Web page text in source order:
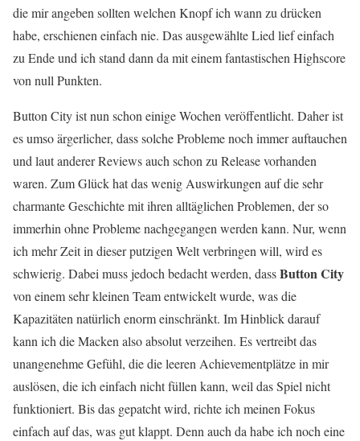
die mir angeben sollten welchen Knopf ich wann zu drücken
habe, erschienen einfach nie. Das ausgewählte Lied lief einfach
zu Ende und ich stand dann da mit einem fantastischen Highscore
von null Punkten.
Button City ist nun schon einige Wochen veröffentlicht. Daher ist
es umso ärgerlicher, dass solche Probleme noch immer auftauchen
und laut anderer Reviews auch schon zu Release vorhanden
waren. Zum Glück hat das wenig Auswirkungen auf die sehr
charmante Geschichte mit ihren alltäglichen Problemen, der so
immerhin ohne Probleme nachgegangen werden kann. Nur, wenn
ich mehr Zeit in dieser putzigen Welt verbringen will, wird es
schwierig. Dabei muss jedoch bedacht werden, dassButton City
von einem sehr kleinen Team entwickelt wurde, was die
Kapazitäten natürlich enorm einschränkt. Im Hinblick darauf
kann ich die Macken also absolut verzeihen. Es vertreibt das
unangenehme Gefühl, die die leeren Achievementplätze in mir
auslösen, die ich einfach nicht füllen kann, weil das Spiel nicht
funktioniert. Bis das gepatcht wird, richte ich meinen Fokus
einfach auf das, was gut klappt. Denn auch da habe ich noch eine